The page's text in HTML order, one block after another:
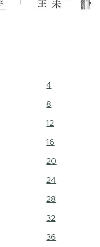
4
8
12
16
20
24
28
32
36